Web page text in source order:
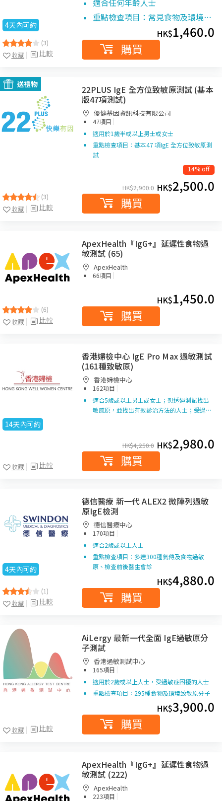
4天內可約
(3)
比較
收藏
適合任何年齡人士
重點檢查項目：常見食物及環境…
HK$1,460.0
購買
送禮物
(3)
比較
收藏
22PLUS IgE 全方位致敏原測試 (基本
版47項測試)
優健基因資訊科技有限公司
47項目 |
適用於1歲半或以上男士或女士
重點檢查項目：基本47 項IgE 全方位致敏原測
試
14% off
HK$2,900.0 HK$2,500.0
購買
(6)
比較
收藏
ApexHealth『IgG+』延遲性食物過
敏測試 (65)
ApexHealth
66項目 |
HK$1,450.0
購買
14天內可約
比較
收藏
香港婦檢中心 IgE Pro Max 過敏測試
(161種致敏原)
香港婦檢中心
162項目 |
適合5歲或以上男士或女士；想透過測試找出
敏感原，並找出有效診治方法的人士；受過…
HK$4,250.0 HK$2,980.0
購買
4天內可約
(1)
比較
收藏
德信醫療 新一代 ALEX2 微陣列過敏
原IgE檢測
德信醫療中心
170項目 |
適合2歲或以上人士
重點檢查項目：多達300種氣傳及食物過敏
原、檢查前後醫生會診
HK$4,880.0
購買
比較
收藏
AiLergy 最新一代全面 IgE過敏原分
子測試
香港過敏測試中心
165項目 |
適用於2歲或以上人士，受過敏症困擾的人士
重點檢查項目：295種食物及環境致敏原分子
HK$3,900.0
購買
ApexHealth『IgG+』延遲性食物過
敏測試 (222)
ApexHealth
223項目 |